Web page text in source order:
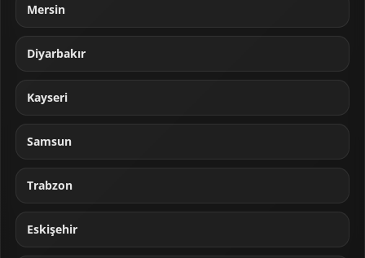
Mersin
Diyarbakır
Kayseri
Samsun
Trabzon
Eskişehir